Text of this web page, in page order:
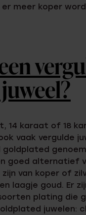
meer koper
14 karaat of 18
vaak vergulde
goed alternatief
van koper of
laagje goud. Er
plating die
juwelen: